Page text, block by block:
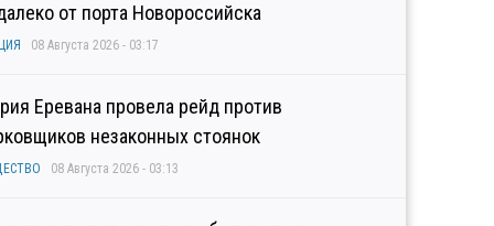
от порта Новороссийска
08 Августа 2026 - 03:17
Еревана провела рейд против
незаконных стоянок
08 Августа 2026 - 03:13